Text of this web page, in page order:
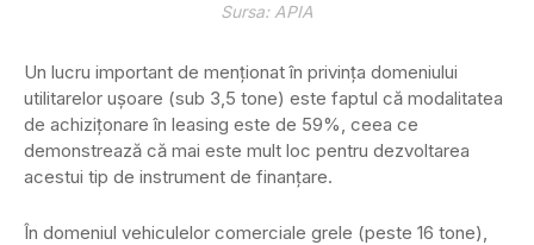
Sursa: APIA
Un lucru important de menționat în privința domeniului
utilitarelor ușoare (sub 3,5 tone) este faptul că modalitatea
de achizițonare în leasing este de 59%, ceea ce
demonstrează că mai este mult loc pentru dezvoltarea
acestui tip de instrument de finanțare.
În domeniul vehiculelor comerciale grele (peste 16 tone),